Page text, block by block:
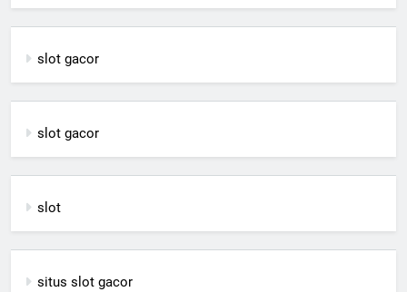
slot gacor
slot gacor
slot
situs slot gacor